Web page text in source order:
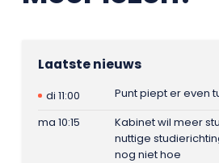
Laatste nieuws
di 11:00
Punt piept er even
ma 10:15
Kabinet wil meer
nuttige
nog niet hoe